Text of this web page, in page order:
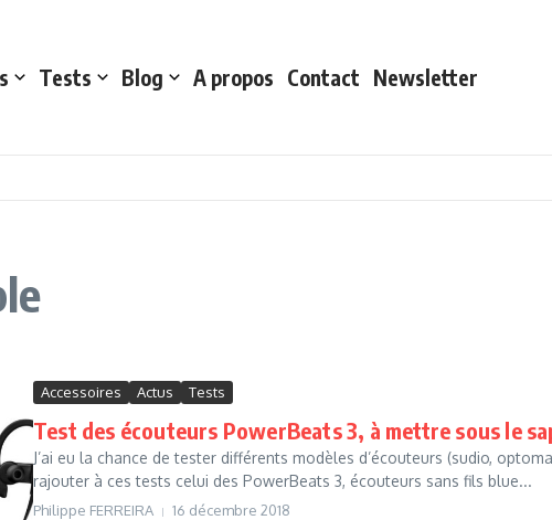
Tests Blog A propos Contact Newsletter
Accessoires Actus Tests
Test des écouteurs PowerBeats 3, à mettre sous le
J’ai eu la chance de tester différents modèles d’écouteurs (sudio,
rajouter à ces tests celui des PowerBeats 3, écouteurs sans fils blue...
Philippe FERREIRA 16 décembre 2018